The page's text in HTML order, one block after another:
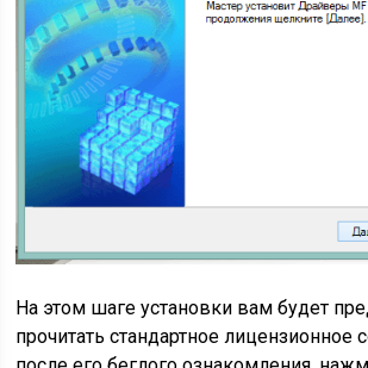
На этом шаге установки вам будет
прочитать стандартное лицензионное